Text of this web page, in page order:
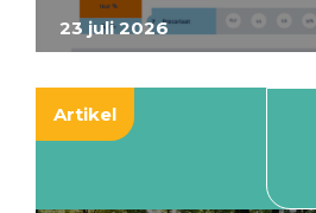
23 juli 2026
Artikel